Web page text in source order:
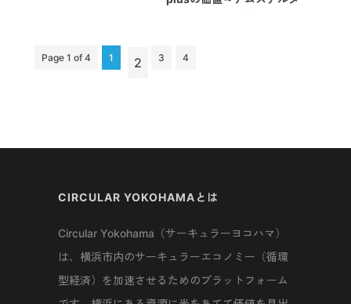
Page 1 of 4 1 2 3 4
CIRCULAR YOKOHAMAとは
Circular Yokohama（サーキュラーヨコハマ）
は、横浜市内のサーキュラーエコノミー（循環
型経済）を加速させるためのプラットフォーム